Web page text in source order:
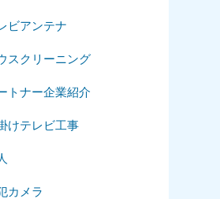
ビアンテナ
スクリーニング
トナー企業紹介
けテレビ工事
カメラ